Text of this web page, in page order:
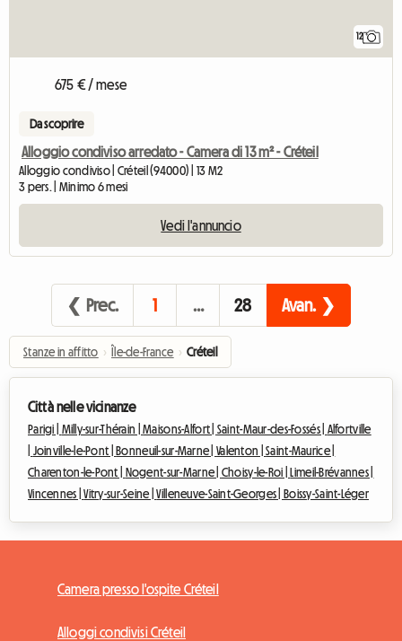
12
675 € / mese
Da scoprire
Alloggio condiviso arredato - Camera di 13 m² - Créteil
Alloggio condiviso | Créteil (94000) | 13 M2
3 pers. | Minimo 6 mesi
Vedi l'annuncio
❮ Prec. 1 … 28 Avan. ❯
Stanze in affitto › Île-de-France › Créteil
Città nelle vicinanze
Parigi | Milly-sur-Thérain |Maisons-Alfort | Saint-Maur-des-Fossés | Alfortville
Joinville-le-Pont | Bonneuil-sur-Marne |Valenton |Saint-Maurice |
Charenton-le-Pont | Nogent-sur-Marne | Choisy-le-Roi |
Limeil-Brévannes |
Vincennes |Vitry-sur-Seine |Villeneuve-Saint-Georges | Boissy-Saint-Léger
Camera presso l'ospite Créteil
Alloggi condivisi Créteil